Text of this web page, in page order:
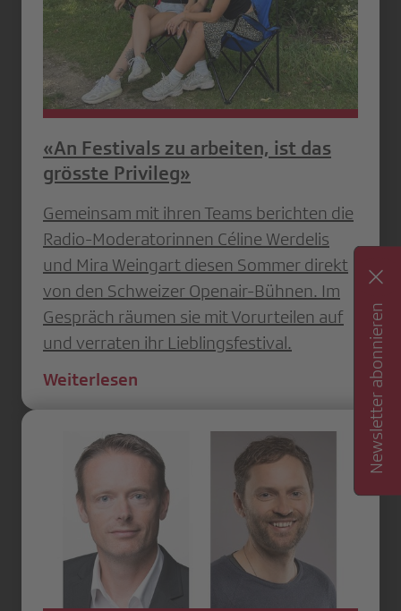
«An Festivals zu arbeiten, ist das
grösste Privileg»
Gemeinsam mit ihren Teams berichten die
Radio-Moderatorinnen Céline Werdelis
und Mira Weingart diesen Sommer direkt
von den Schweizer Openair-Bühnen. Im
Gespräch räumen sie mit Vorurteilen auf
und verraten ihr Lieblingsfestival.
Weiterlesen
Newsletter abonnieren